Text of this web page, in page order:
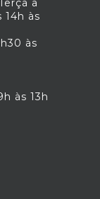
a
14h às
às
às 13h